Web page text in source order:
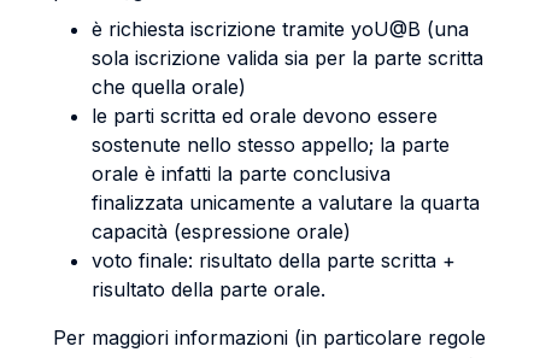
è richiesta iscrizione tramite yoU@B (una
sola iscrizione valida sia per la parte scritta
che quella orale)
le parti scritta ed orale devono essere
sostenute nello stesso appello; la parte
orale è infatti la parte conclusiva
finalizzata unicamente a valutare la quarta
capacità (espressione orale)
voto finale: risultato della parte scritta +
risultato della parte orale.
Per maggiori informazioni (in particolare regole